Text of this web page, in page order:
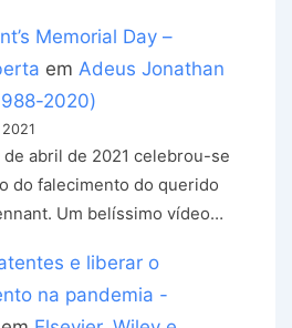
Memorial Day –
emAdeus Jonathan
2020)
de abril de 2021 celebrou-se
do falecimento do querido
Um belíssimo vídeo…
e liberar o
na pandemia -